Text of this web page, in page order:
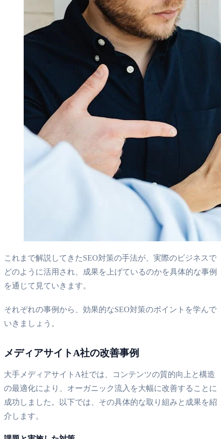
これまで解説してきたSEO対策の手法が、実際のビジネスで
どのように活用され、成果を上げているのかを具体的な事例
を通じて見ていきます。
それぞれの事例から、効果的なSEO対策のポイントを学んで
いきましょう。
メディアサイトA社の改善事例
大手メディアサイトA社では、コンテンツの質的向上と構造
の最適化により、オーガニック流入を大幅に改善することに
成功しました。以下では、その具体的な取り組みと成果を紹
介します。